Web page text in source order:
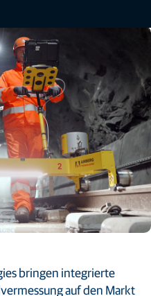
bringen integrierte
auf den Markt